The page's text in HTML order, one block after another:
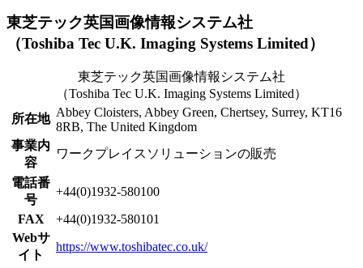
東芝テック英国画像情報システム社
（Toshiba Tec U.K. Imaging Systems Limited）
東芝テック英国画像情報システム社
（Toshiba Tec U.K. Imaging Systems Limited）
所在地 Abbey Cloisters, Abbey Green, Chertsey, Surrey, KT16
8RB, The United Kingdom
事業内
容
ワークプレイスソリューションの販売
電話番
号
+44(0)1932-580100
FAX
+44(0)1932-580101
Webサ
イト
https://www.toshibatec.co.uk/